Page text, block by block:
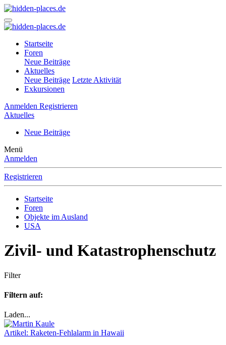
Startseite
Foren
Neue Beiträge
Aktuelles
Neue Beiträge Letzte Aktivität
Exkursionen
Anmelden Registrieren
Aktuelles
Neue Beiträge
Menü
Anmelden
Registrieren
Startseite
Foren
Objekte im Ausland
USA
Zivil- und Katastrophenschutz
Filter
Filtern auf:
Laden...
Artikel: Raketen-Fehlalarm in Hawaii